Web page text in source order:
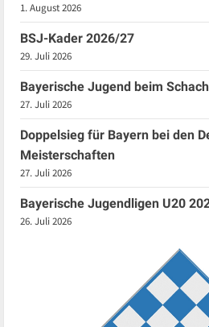
1. August 2026
BSJ-Kader 2026/27
29. Juli 2026
Bayerische Jugend beim
27. Juli 2026
Doppelsieg für Bayern bei den
Meisterschaften
27. Juli 2026
Bayerische Jugendligen U20
26. Juli 2026